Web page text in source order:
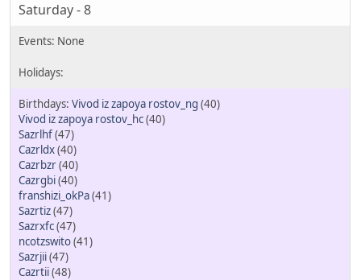
Saturday - 8
Vivod iz zapoya rostov_ng (40)
Vivod iz zapoya rostov_hc(40)
Sazrlhf(47)
Cazrldx(40)
Cazrbzr(40)
Cazrgbi(40)
franshizi_okPa(41)
Sazrtiz(47)
Sazrxfc(47)
ncotzswito(41)
Sazrjii(47)
Cazrtii(48)